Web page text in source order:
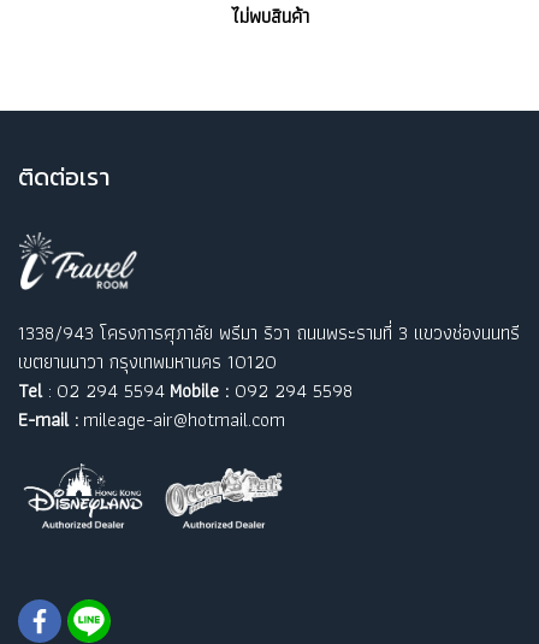
ไม่พบสินค้า
ติดต่อเรา
1338/943 โครงการศุภาลัย พรีมา ริวา ถนนพระรามที่ 3 แขวงช่องนนทรี
เขตยานนาวา กรุงเทพมหานคร 10120
Tel: 02 294 5594 Mobile : 092 294 5598
E-mail : mileage-air@hotmail.com